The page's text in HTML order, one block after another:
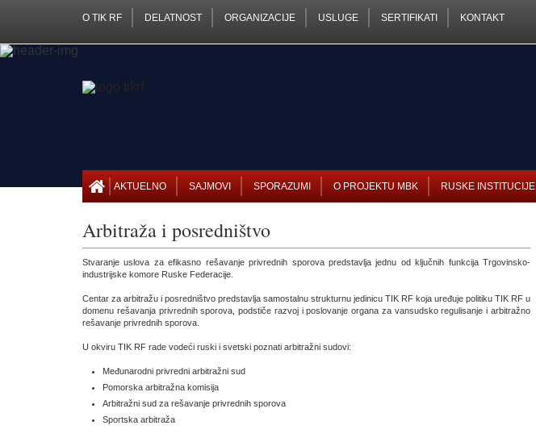
O TIK RF DELATNOST ORGANIZACIJE USLUGE SERTIFIKATI KONTAKT
AKTUELNO SAJMOVI SPORAZUMI O PROJEKTU MBK RUSKE INSTITUCIJE
Arbitraža i posredništvo
Stvaranje uslova za efikasno rešavanje privrednih sporova predstavlja jednu od ključnih funkcija Trgovinsko-
industrijske komore Ruske Federacije.
Centar za arbitražu i posredništvo predstavlja samostalnu strukturnu jedinicu TIK RF koja uređuje politiku TIK RF u
domenu rešavanja privrednih sporova, podstiče razvoj i poslovanje organa za vansudsko regulisanje i arbitražno
rešavanje privrednih sporova.
U okviru TIK RF rade vodeći ruski i svetski poznati arbitražni sudovi:
Međunarodni privredni arbitražni sud
Pomorska arbitražna komisija
Arbitražni sud za rešavanje privrednih sporova
Sportska arbitraža